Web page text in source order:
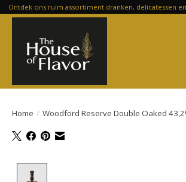
Ontdek ons ruim assortiment dranken, delicatessen
Home / Woodford Reserve Double Oaked